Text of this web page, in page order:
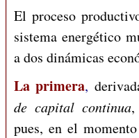
El proceso
sistema energético
a dos dinámicas
La primera,
de capital continua,
pues, en el